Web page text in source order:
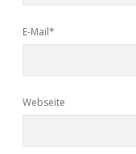
E-Mail*
Webseite